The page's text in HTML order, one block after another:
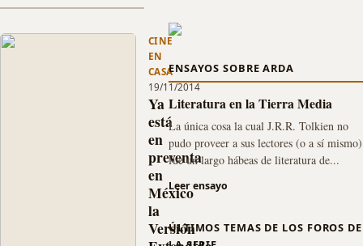
CINE
EN
CASA
19/11/2014
Ya
está
en
preventa
en
México
la
Versión
ENSAYOS SOBRE ARDA
Literatura en la Tierra Media
La única cosa la cual J.R.R. Tolkien no
pudo proveer a sus lectores (o a sí mismo)
fue un largo hábeas de literatura de...
Leer ensayo
ÚLTIMOS TEMAS DE LOS FOROS DE